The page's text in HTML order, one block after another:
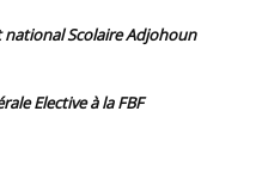
Scolaire Adjohoun
Elective à la FBF